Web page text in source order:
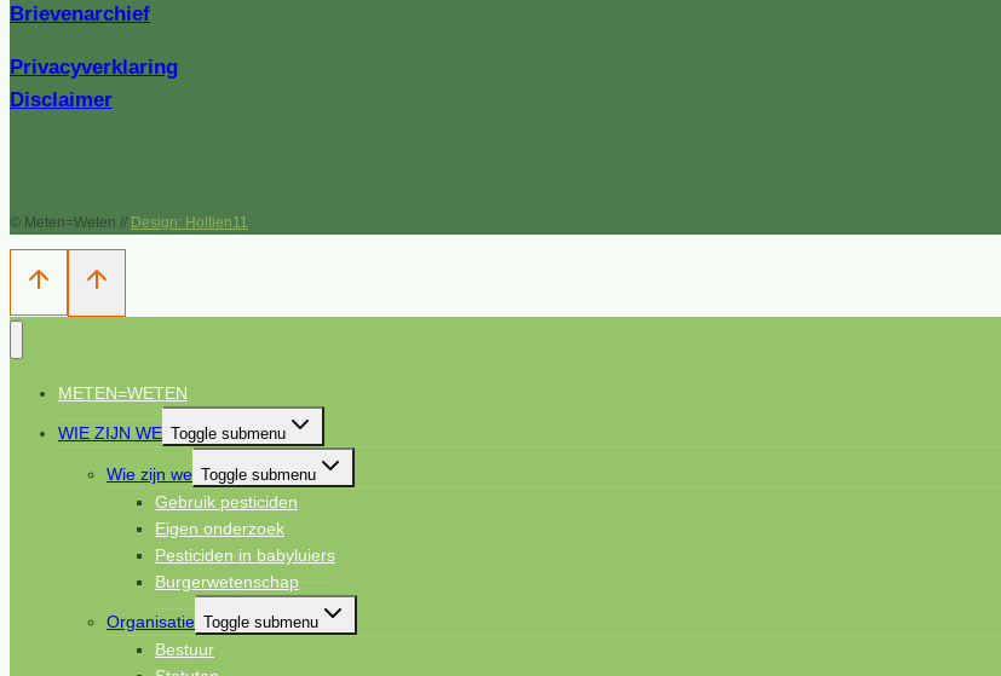
Brievenarchief
Privacyverklaring
Disclaimer
© Meten=Weten // Design: Holtien11
METEN=WETEN
WIE ZIJN WE Toggle submenu
Wie zijn we Toggle submenu
Gebruik pesticiden
Eigen onderzoek
Pesticiden in babyluiers
Burgerwetenschap
Organisatie Toggle submenu
Bestuur